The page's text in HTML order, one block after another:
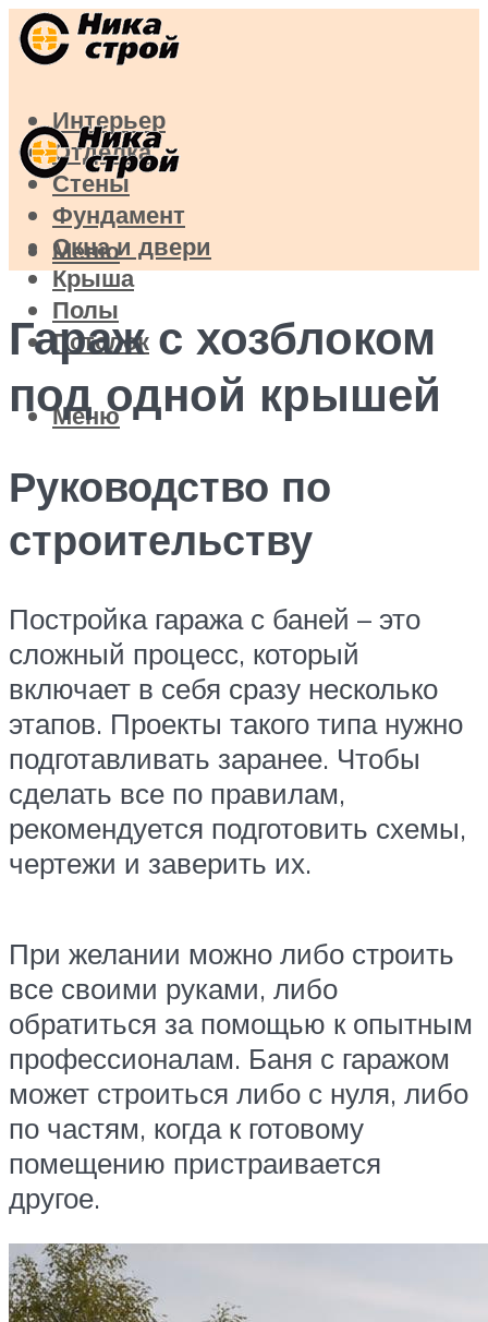
Интерьер
Отделка
Стены
Фундамент
Окна и двери
Крыша
Полы
Потолок
Меню
Меню
Гараж с хозблоком
под одной крышей
Руководство по
строительству
Постройка гаража с баней – это
сложный процесс, который
включает в себя сразу несколько
этапов. Проекты такого типа нужно
подготавливать заранее. Чтобы
сделать все по правилам,
рекомендуется подготовить схемы,
чертежи и заверить их.
При желании можно либо строить
все своими руками, либо
обратиться за помощью к опытным
профессионалам. Баня с гаражом
может строиться либо с нуля, либо
по частям, когда к готовому
помещению пристраивается
другое.